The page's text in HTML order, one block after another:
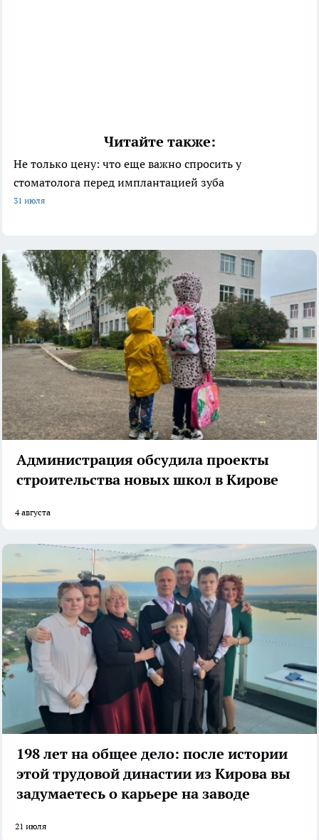
Читайте также:
Не только цену: что еще важно спросить у
стоматолога перед имплантацией зуба
31 июля
Администрация обсудила проекты
строительства новых школ в Кирове
4 августа
198 лет на общее дело: после истории
этой трудовой династии из Кирова вы
задумаетесь о карьере на заводе
21 июля